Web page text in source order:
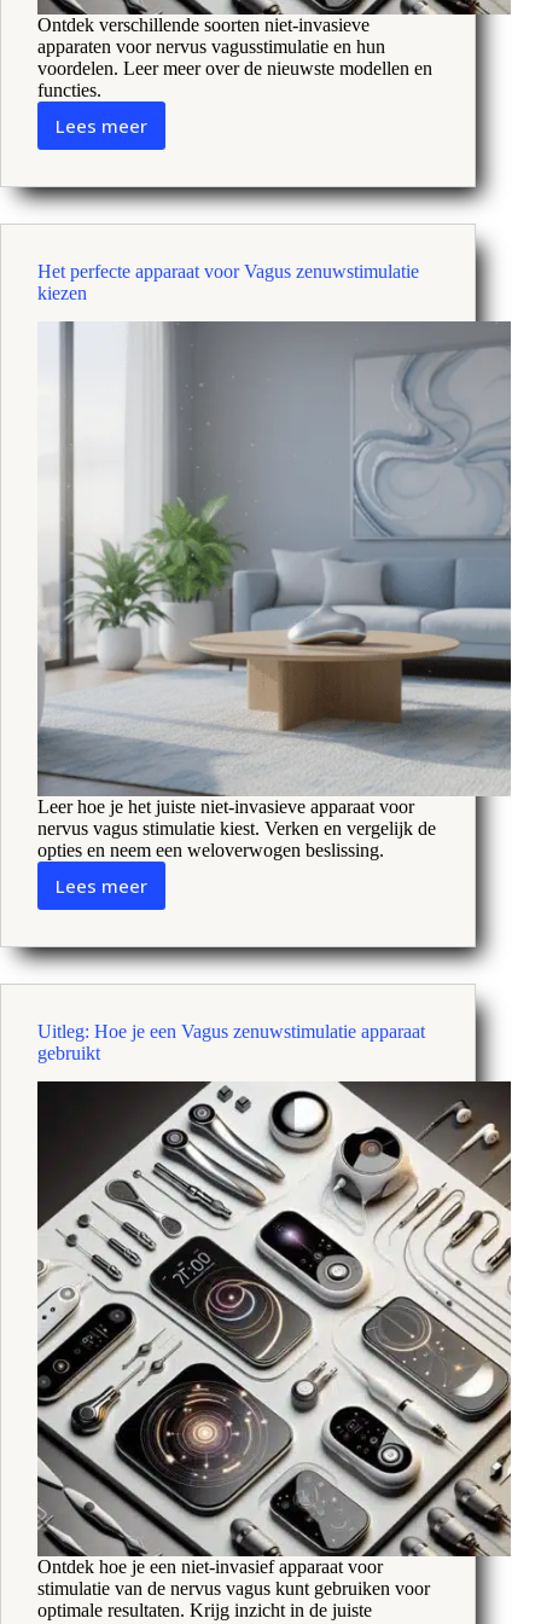
Ontdek verschillende soorten niet-invasieve
apparaten voor nervus vagusstimulatie en hun
voordelen. Leer meer over de nieuwste modellen en
functies.
Lees meer
Onderzoek
de
3
belangrijkste
Vagus
apparaten
Het perfecte apparaat voor Vagus zenuwstimulatie
kiezen
Leer hoe je het juiste niet-invasieve apparaat voor
nervus vagus stimulatie kiest. Verken en vergelijk de
opties en neem een weloverwogen beslissing.
Lees meer
Het
apparaat
voor
Vagus
kiezen
Uitleg: Hoe je een Vagus zenuwstimulatie apparaat
gebruikt
Ontdek hoe je een niet-invasief apparaat voor
stimulatie van de nervus vagus kunt gebruiken voor
optimale resultaten. Krijg inzicht in de juiste